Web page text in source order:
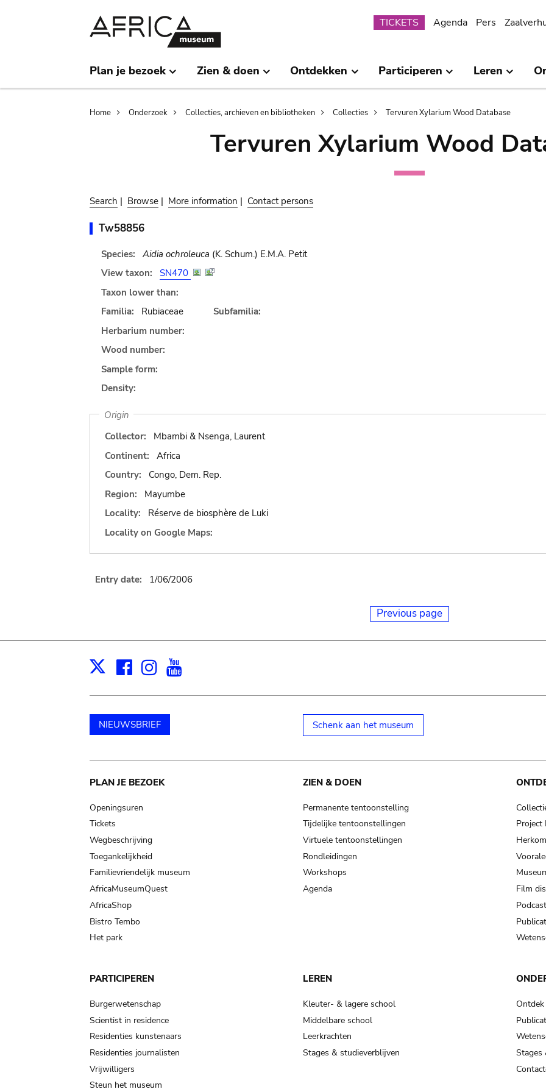
Submenu
TICKETS Agenda Pers
Plan je bezoek Zien & doen Ontdekken Participeren Leren
Breadcrumb
Home Onderzoek Collecties, archieven en bibliotheken Collecties Tervuren Xylarium Wood Database
Tervuren Xylarium Wood
Search | Browse | More information | Contact persons
Tw58856
Species: Aidia ochroleuca (K. Schum.) E.M.A. Petit
View taxon:
SN470
Taxon lower than:
Familia:
Rubiaceae
Subfamilia:
Herbarium number:
Wood number:
Sample form:
Density:
Origin
Collector:
Mbambi & Nsenga, Laurent
Continent:
Africa
Country:
Congo, Dem. Rep.
Region:
Mayumbe
Locality:
Réserve de biosphère de Luki
Locality on Google Maps:
Entry date: 1/06/2006
Previous page
X Facebook
Instagram
NIEUWSBRIEF Schenk aan het museum
Main
navigation
PLAN JE BEZOEK
Openingsuren
Tickets
Wegbeschrijving
Toegankelijkheid
Familievriendelijk museum
AfricaMuseumQuest
AfricaShop
Bistro Tembo
Het park
ZIEN & DOEN
Permanente tentoonstelling
Tijdelijke tentoonstellingen
Virtuele tentoonstellingen
Rondleidingen
Workshops
Agenda
Project
Film
PARTICIPEREN
Burgerwetenschap
Scientist in residence
Residenties kunstenaars
Residenties journalisten
Vrijwilligers
Steun het museum
LEREN
Kleuter- & lagere school
Middelbare school
Leerkrachten
Stages & studieverblijven
Stages